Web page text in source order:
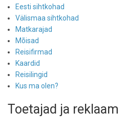
Eesti sihtkohad
Välismaa sihtkohad
Matkarajad
Mõisad
Reisifirmad
Kaardid
Reisilingid
Kus ma olen?
Toetajad ja reklaam